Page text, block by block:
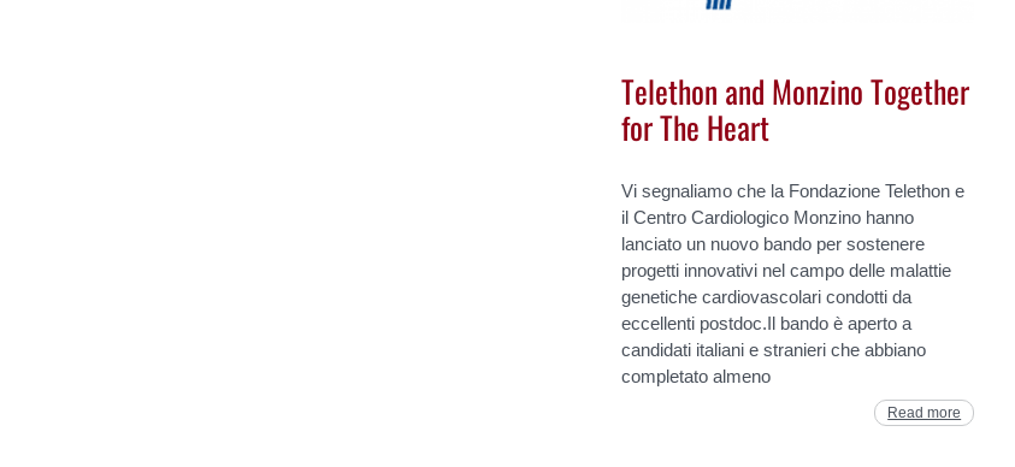
Telethon and Monzino Together
for The Heart
Vi segnaliamo che la Fondazione Telethon e
il Centro Cardiologico Monzino hanno
lanciato un nuovo bando per sostenere
progetti innovativi nel campo delle malattie
genetiche cardiovascolari condotti da
eccellenti postdoc.Il bando è aperto a
candidati italiani e stranieri che abbiano
completato almeno
Read more